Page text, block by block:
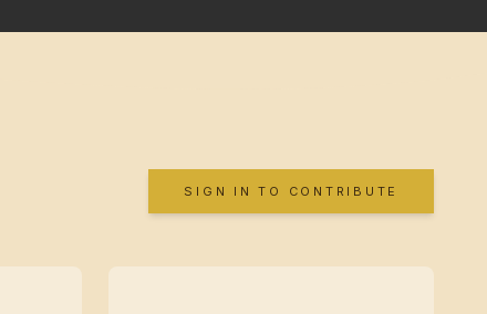
SIGN IN TO CONTRIBUTE